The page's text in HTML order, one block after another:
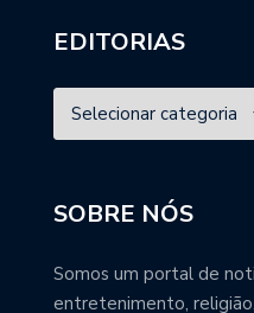
EDITORIAS
SOBRE NÓS
Somos um portal de
entretenimento,